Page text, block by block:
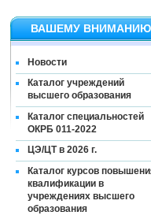
ВАШЕМУ ВНИМАНИЮ
Новости
Каталог учреждений
высшего образования
Каталог специальностей
ОКРБ 011-2022
ЦЭ/ЦТ в 2026 г.
Каталог курсов
квалификации в
учреждениях высшего
образования